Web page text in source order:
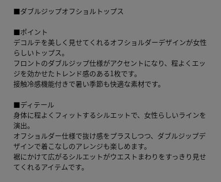
■ダブルジップオフショルトップス
■ポイント
デコルテを美しく見せてくれるオフショルダーデザインが女性
らしいトップス。
フロントのダブルジップ仕様がアクセントになり、程よくエッ
ジを効かせたトレンド感のある1枚です。
接触冷感機能付きで暑い季節も快適な素材です。
■ディテール
身体に程よくフィットするシルエットで、女性らしいラインを
演出。
オフショルダー仕様で抜け感をプラスしつつ、ダブルジップデ
ザインで着こなしのアレンジも楽しめます。
裾にかけて広がるシルエットがウエストまわりをすっきり見せ
てくれるアイテムです。